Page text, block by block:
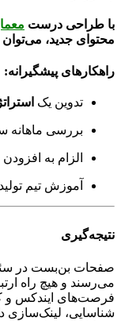
با طراحی درست
محتوای جدید،
راهکارهای پیشگیرانه:
تدوین یک
بررسی ماهانه
الزام به افزودن حداقل ۲ لینک داخلی
آموزش تیم
نتیجه‌گیری
صفحات بن‌بست در
می‌رسند و هیچ راه
فرصت‌های ایندکس و
شناسایی، لینک‌سازی